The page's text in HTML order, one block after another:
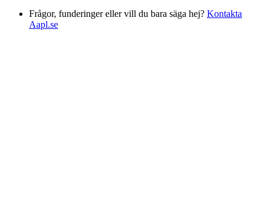
Frågor, funderinger eller vill du bara säga hej? Kontakta
Aapl.se